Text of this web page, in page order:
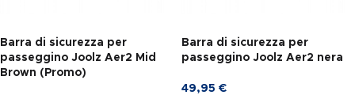
Barra di sicurezza per
passeggino Joolz Aer2 Mid
Brown (Promo)
Barra di sicurezza per
passeggino Joolz Aer2 nera
49,95 €